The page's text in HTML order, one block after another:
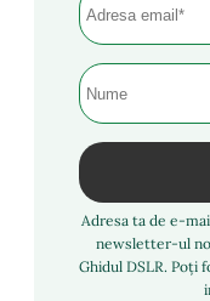
Adresa ta de e-
newsletter-ul
Ghidul DSLR. Poți